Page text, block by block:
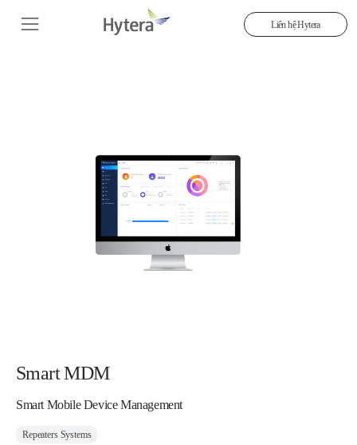
Liên hệ Hytera
Smart MDM
Smart Mobile Device Management
Repeaters Systems